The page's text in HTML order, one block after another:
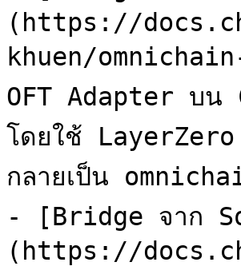
(https://
khuen/
OFT Adapter บ
โดยใช้
กลายเป็น
- [Bridge จาก
(https://